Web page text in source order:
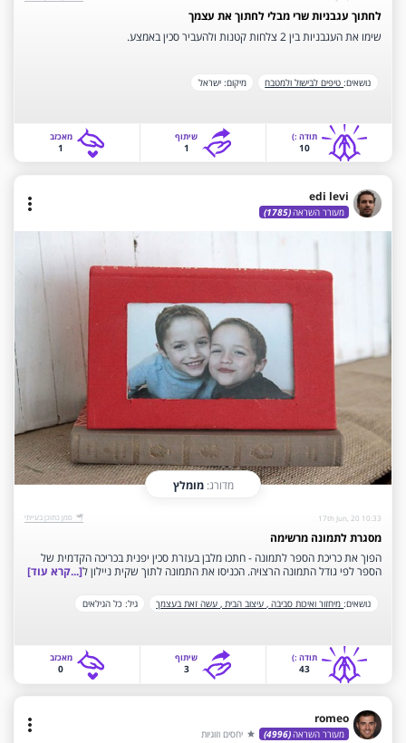
לחתוך עגבניות שרי מבלי לחתוך את עצמך
שימו את העגבניות בין 2 צלחות קטנות ולהעביר סכין באמצע.
נושאים:טיפים לבישול ולמטבח מיקום: ישראל
10
תודה‫ :)‬
1
שיתוף
1
‫מאכזב‬
edi levi
מעורר השראה(1785)
more_vert
מדורג:מומלץ
17th Jun, 20 10:33 ‫סמן כתוכן בעייתי‬
מסגרת לתמונה מרשימה
הפוך את כריכת הספר לתמונה - חתכו מלבן בעזרת סכין יפנית בכריכה הקדמית של
הספר לפי גודל התמונה הרצויה. הכניסו את התמונה לתוך שקית ניילון ל[...קרא עוד]
נושאים:מיחזור ואיכות סביבה , עיצוב הבית , עשה זאת בעצמך גיל: כל הגילאים
43
תודה‫ :)‬
3
שיתוף
0
‫מאכזב‬
romeo
מעורר השראה(4996)
star יחסים וזוגיות more_vert